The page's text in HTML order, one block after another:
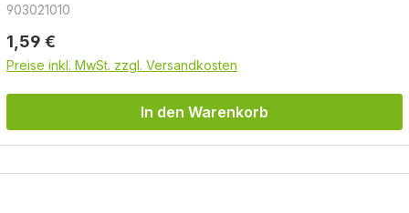
903021010
Regulärer Preis:
1,59 €
Preise inkl. MwSt. zzgl. Versandkosten
In den Warenkorb